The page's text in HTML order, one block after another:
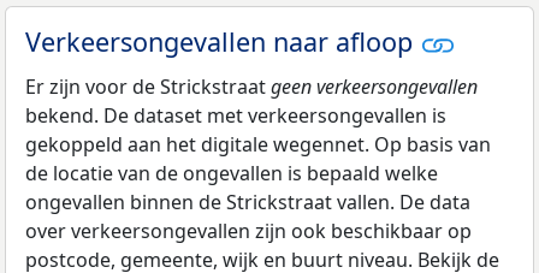
Verkeersongevallen naar afloop
Er zijn voor de Strickstraatgeen verkeersongevallen
bekend. De dataset met verkeersongevallen is
gekoppeld aan het digitale wegennet. Op basis van
de locatie van de ongevallen is bepaald welke
ongevallen binnen de Strickstraat vallen. De data
over verkeersongevallen zijn ook beschikbaar op
postcode, gemeente, wijk en buurt niveau. Bekijk de